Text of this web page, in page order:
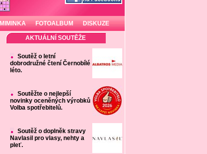
MIMINKA FOTOALBUM DISKUZE
AKTUÁLNÍ SOUTĚŽE
Soutěž o letní
dobrodružné čtení Černobílé
léto.
Soutěžte o nejlepší
novinky oceněných výrobků
Volba spotřebitelů.
Soutěž o doplněk stravy
Navlasil pro vlasy, nehty a
pleť.